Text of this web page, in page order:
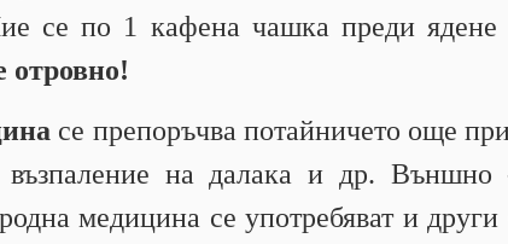
се по 1 кафена чашка преди ядене
отровно!
се препоръчва потайничето още
възпаление на далака и др.
медицина се употребяват и